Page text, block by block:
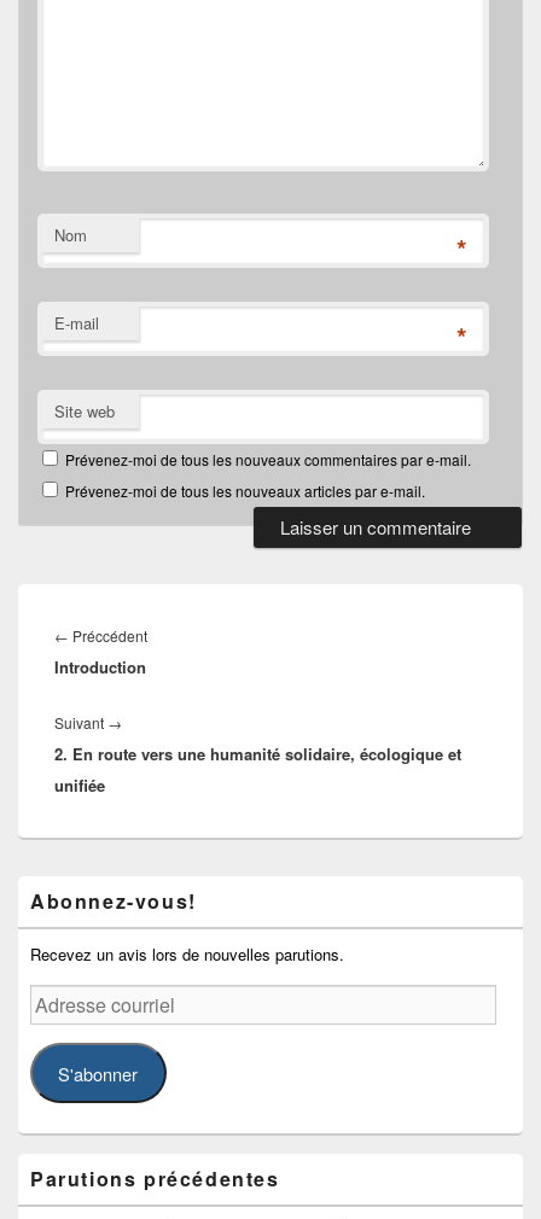
Nom *
E-mail *
Site web
Prévenez-moi de tous les nouveaux commentaires par e-mail.
Prévenez-moi de tous les nouveaux articles par e-mail.
de
l’article
← PréccédentArticle
Introduction
Suivant →
suivant :
2. En route vers une humanité solidaire, écologique et
unifiée
principale
de
widget
barre
latérale
Abonnez-vous!
Recevez un avis lors de nouvelles parutions.
Adresse
courriel
S'abonner
Parutions précédentes